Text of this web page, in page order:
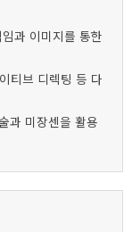
과 이미지를 통한
티브 디렉팅 등 다
과 미장센을 활용